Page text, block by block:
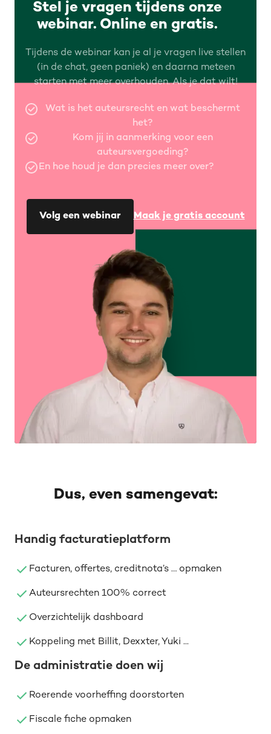
Stel je vragen tijdens onze
webinar. Online en gratis.
Tijdens de webinar kan je al je vragen live stellen
(in de chat, geen paniek) en daarna meteen
starten met meer overhouden. Als je dat wilt!
Wat is het auteursrecht en wat beschermt
het?
Kom jij in aanmerking voor een
auteursvergoeding?
En hoe houd je dan precies meer over?
Volg een webinar Maak je gratis account
Dus, even samengevat:
Handig facturatieplatform
Facturen, offertes, creditnota’s … opmaken
Auteursrechten 100% correct
Overzichtelijk dashboard
Koppeling met Billit, Dexxter, Yuki ...
De administratie doen wij
Roerende voorheffing doorstorten
Fiscale fiche opmaken